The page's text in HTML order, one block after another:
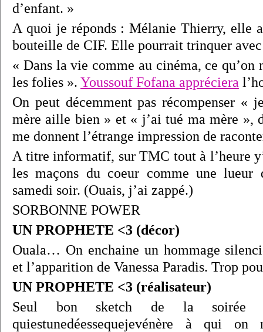
d’enfant. »
A quoi je réponds : Mélanie Thierry, elle
bouteille de CIF. Elle pourrait trinquer
« Dans la vie comme au cinéma, ce qu’on
les folies ». Youssouf Fofana appréciera
On peut décemment pas récompenser «
mère aille bien » et « j’ai tué ma mère »,
me donnent l’étrange impression de
A titre informatif, sur TMC tout à l’heure
les maçons du coeur comme une lueur
samedi soir. (Ouais, j’ai zappé.)
SORBONNE POWER
UN PROPHETE <3 (décor)
Ouala… On enchaine un hommage
et l’apparition de Vanessa Paradis. Trop
UN PROPHETE <3 (réalisateur)
Seul bon sketch de la soirée :
quiestunedéessequejevénère à qui